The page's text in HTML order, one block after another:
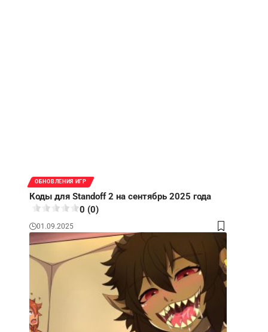
ОБНОВЛЕНИЯ ИГР
Коды для Standoff 2 на сентябрь 2025 года
0 (0)
01.09.2025